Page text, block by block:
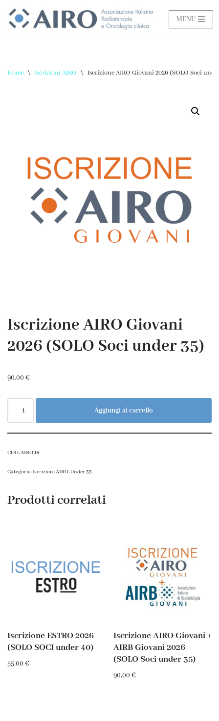
Vai
MENU
Home \ Iscrizioni AIRO \ Iscrizione AIRO Giovani 2026 (SOLO Soci
Iscrizione AIRO Giovani
2026 (SOLO Soci under 35)
90,00 €
Aggiungi al carrello
COD:AIRO JR
Categorie:Iscrizioni AIRO,Under 35
Prodotti correlati
Iscrizione ESTRO 2026
(SOLO SOCI under 40)
55,00 €
Iscrizione AIRO Giovani +
AIRB Giovani 2026
(SOLO Soci under 35)
90,00€